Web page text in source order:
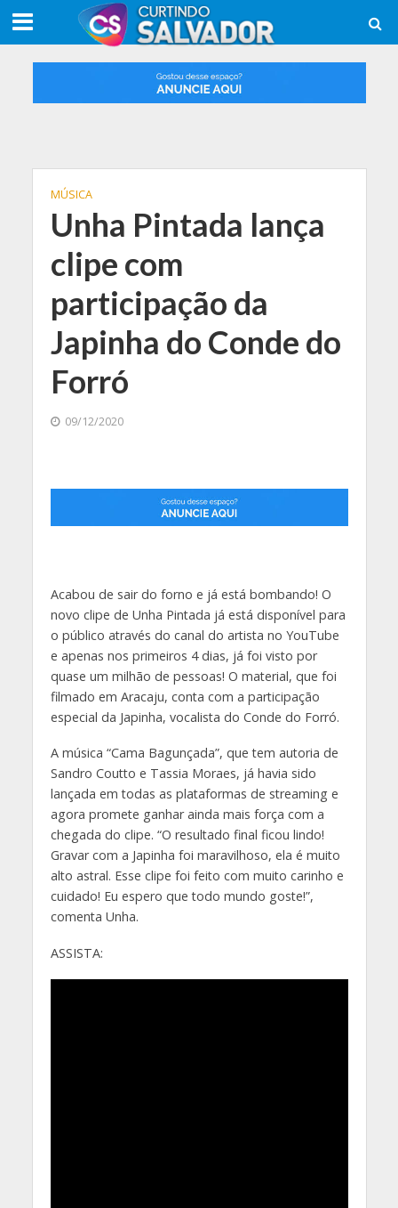
MÚSICA
Unha Pintada lança
clipe com
participação da
Japinha do Conde do
Forró
09/12/2020
Acabou de sair do forno e já está bombando! O
novo clipe de Unha Pintada já está disponível para
o público através do canal do artista no YouTube
e apenas nos primeiros 4 dias, já foi visto por
quase um milhão de pessoas! O material, que foi
filmado em Aracaju, conta com a participação
especial da Japinha, vocalista do Conde do Forró.
A música “Cama Bagunçada”, que tem autoria de
Sandro Coutto e Tassia Moraes, já havia sido
lançada em todas as plataformas de streaming e
agora promete ganhar ainda mais força com a
chegada do clipe. “O resultado final ficou lindo!
Gravar com a Japinha foi maravilhoso, ela é muito
alto astral. Esse clipe foi feito com muito carinho e
cuidado! Eu espero que todo mundo goste!”,
comenta Unha.
ASSISTA: